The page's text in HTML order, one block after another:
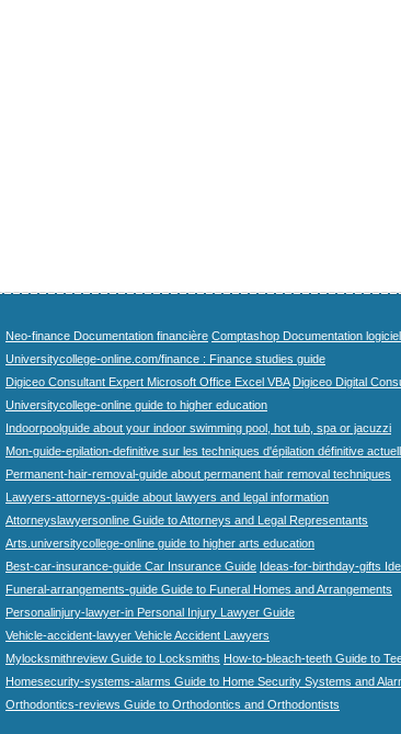
Neo-finance Documentation financière Comptashop Documentation
Universitycollege-online.com/finance : Finance studies guide
Digiceo Consultant Expert Microsoft Office Excel VBA Digiceo Digital
Universitycollege-online guide to higher education
Indoorpoolguide about your indoor swimming pool, hot tub, spa or jacuzzi
Mon-guide-epilation-definitive sur les techniques d'épilation définitive
Permanent-hair-removal-guide about permanent hair removal techniques
Lawyers-attorneys-guide about lawyers and legal information
Attorneyslawyersonline Guide to Attorneys and Legal Representants
Arts.universitycollege-online guide to higher arts education
Best-car-insurance-guide Car Insurance Guide Ideas-for-birthday-gifts
Funeral-arrangements-guide Guide to Funeral Homes and Arrangements
Personalinjury-lawyer-in Personal Injury Lawyer Guide
Vehicle-accident-lawyer Vehicle Accident Lawyers
Mylocksmithreview Guide to Locksmiths How-to-bleach-teeth Guide to
Homesecurity-systems-alarms Guide to Home Security Systems and
Orthodontics-reviews Guide to Orthodontics and Orthodontists